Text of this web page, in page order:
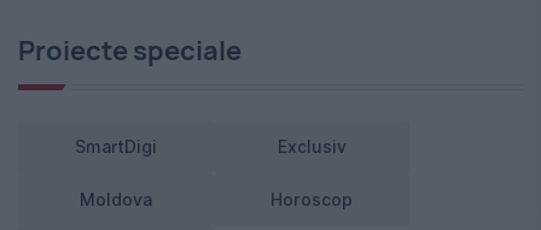
Proiecte speciale
SmartDigi Exclusiv
Moldova Horoscop